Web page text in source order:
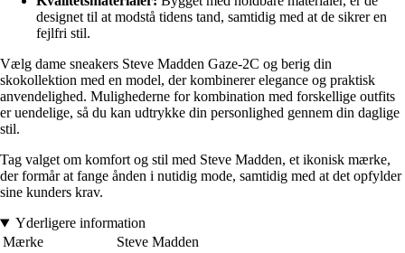
designet til at modstå tidens tand, samtidig med at de sikrer en
fejlfri stil.
Vælg dame sneakers Steve Madden Gaze-2C og berig din
skokollektion med en model, der kombinerer elegance og praktisk
anvendelighed. Mulighederne for kombination med forskellige outfits
er uendelige, så du kan udtrykke din personlighed gennem din daglige
stil.
Tag valget om komfort og stil med Steve Madden, et ikonisk mærke,
der formår at fange ånden i nutidig mode, samtidig med at det opfylder
sine kunders krav.
Yderligere information
Mærke
Steve Madden